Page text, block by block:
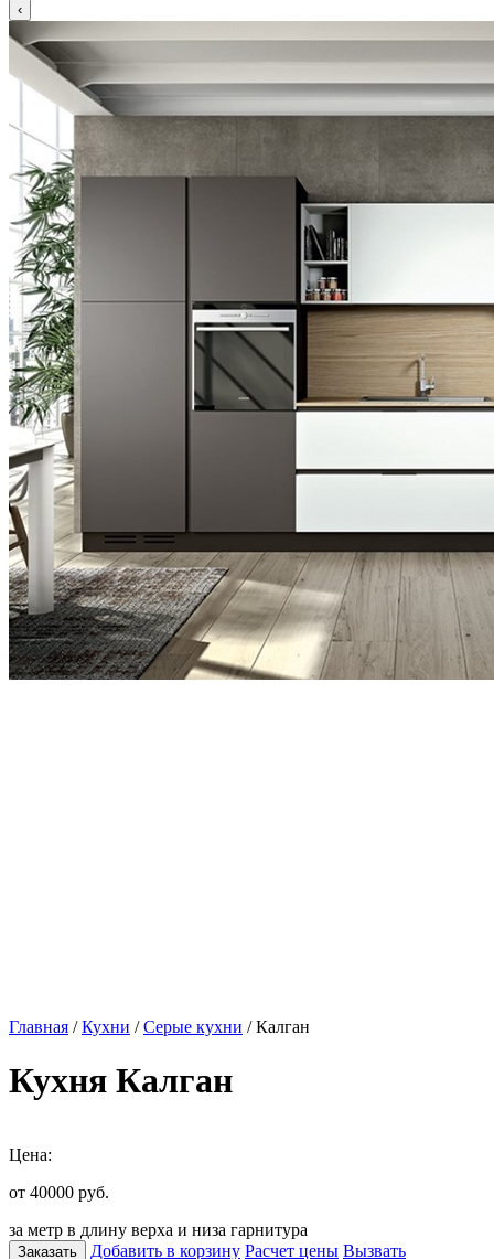
Главная /Кухни /Серые кухни / Калган
Кухня Калган
Цена:
от 40000 руб.
за метр в длину верха и низа гарнитура
Заказать Добавить в корзину Расчет цены Вызвать